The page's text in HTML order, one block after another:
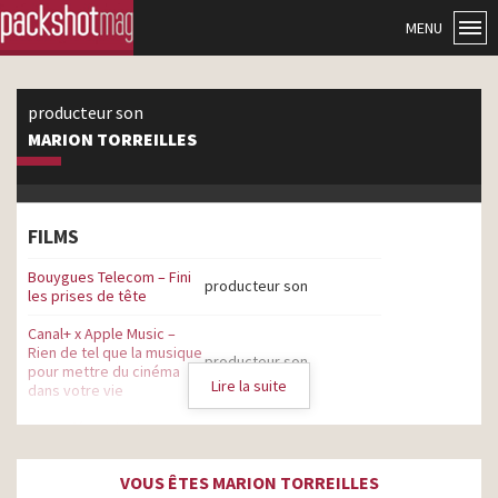
MENU
producteur son
MARION TORREILLES
FILMS
Bouygues Telecom – Fini
les prises de tête
producteur son
Canal+ x Apple Music –
Rien de tel que la musique
pour mettre du cinéma
dans votre vie
producteur son
EDF – L’énergie des
Disney Adventure World –
Lire la suite
VOUS ÊTES MARION TORREILLES